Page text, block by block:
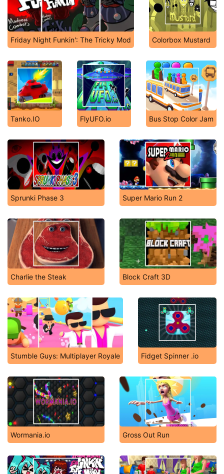
Friday Night Funkin': The Tricky Mod Colorbox Mustard
Tanko.IO FlyUFO.io Bus Stop Color Jam
Sprunki Phase 3 Super Mario Run 2
Charlie the Steak Block Craft 3D
Stumble Guys: Multiplayer Royale Fidget Spinner .io
Wormania.io Gross Out Run